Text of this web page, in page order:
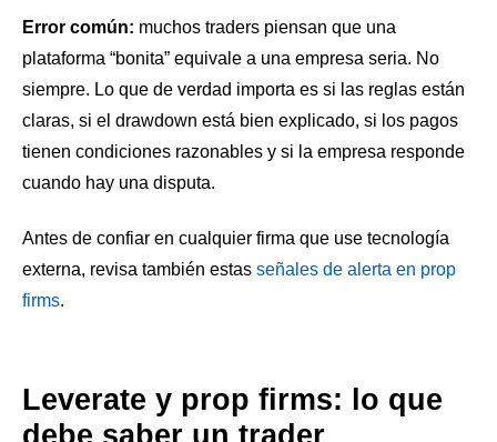
Error común: muchos traders piensan que una
plataforma “bonita” equivale a una empresa seria. No
siempre. Lo que de verdad importa es si las reglas están
claras, si el drawdown está bien explicado, si los pagos
tienen condiciones razonables y si la empresa responde
cuando hay una disputa.
Antes de confiar en cualquier firma que use tecnología
externa, revisa también estas señales de alerta en prop
firms.
Leverate y prop firms: lo que